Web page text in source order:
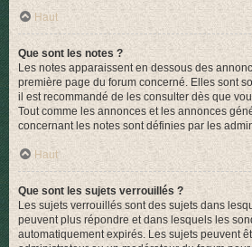
Haut
Que sont les notes ?
Les notes apparaissent en dessous des
première page du forum concerné. Elles sont
il est recommandé de les consulter dès que
Tout comme les annonces et les annonces
concernant les notes sont définies par les
Haut
Que sont les sujets verrouillés ?
Les sujets verrouillés sont des sujets dans
peuvent plus répondre et dans lesquels les
automatiquement expirés. Les sujets peuvent